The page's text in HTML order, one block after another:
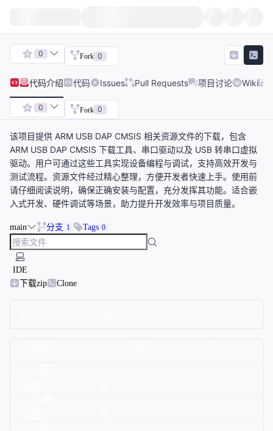
0 Fork 0
代码介绍 代码 Issues Pull Requests 项目讨论 Wiki
0 Fork 0
该项目提供 ARM USB DAP CMSIS 相关资源文件的下载，包含
ARM USB DAP CMSIS 下载工具、串口驱动以及 USB 转串口虚拟
驱动。用户可通过这些工具实现设备编程与调试，支持高效开发与
测试流程。资源文件经过精心整理，方便开发者快速上手。使用前
请仔细阅读说明，确保正确安装与配置，充分发挥其功能。适合嵌
入式开发、硬件调试等场景，助力提升开发效率与项目质量。
main 分支 1 Tags 0
IDE
下载zip
Clone